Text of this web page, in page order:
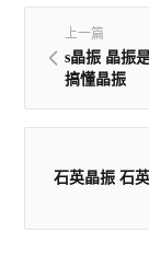
上一篇
s晶振 晶振
搞懂晶振
石英晶振 石